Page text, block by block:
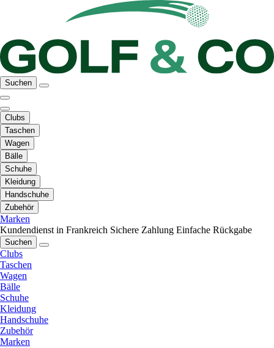
Suchen
Clubs
Taschen
Wagen
Bälle
Schuhe
Kleidung
Handschuhe
Zubehör
Marken
Kundendienst in Frankreich Sichere Zahlung Einfache Rückgabe
Suchen
Clubs
Taschen
Wagen
Bälle
Schuhe
Kleidung
Handschuhe
Zubehör
Marken